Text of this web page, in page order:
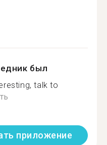
был
talk to
приложение